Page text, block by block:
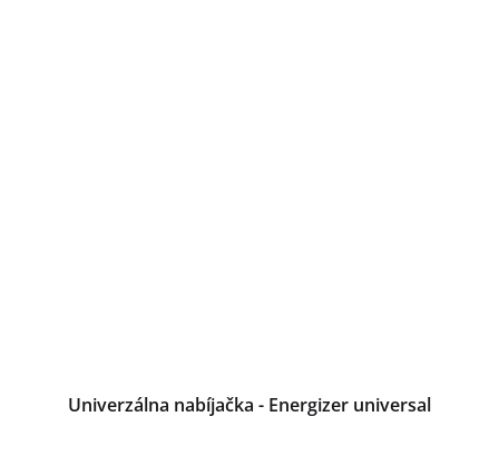
Univerzálna nabíjačka - Energizer universal